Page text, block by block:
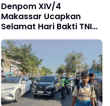
Denpom XIV/4
Makassar Ucapkan
Selamat Hari Bakti TNI
AU ke-79, Perkuat
Sinergi Demi Indonesia
Maju